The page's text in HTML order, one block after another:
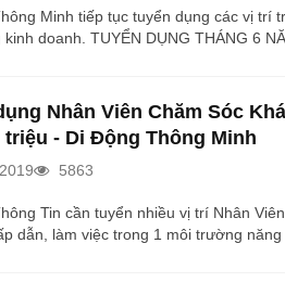
Minh tiếp tục tuyển dụng các vị trí
kinh doanh. TUYỂN DỤNG THÁNG 6
Hải Dương và Hải Phòng. – Là một
nghệ gồm: điện thoại, máy tính bảng,...
Nhân Viên Chăm Sóc
triệu - Di Động Thông Minh
5863
Tin cần tuyển nhiều vị trí Nhân
dẫn, làm việc trong 1 môi trường